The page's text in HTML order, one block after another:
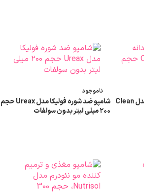
شامپو ضد شوره مردانه مای مدل Clean
ناموجود
شامپو ضد شوره فولیکا مدل Ureax حجم
۲۰۰ میلی لیتر بدون سولفات